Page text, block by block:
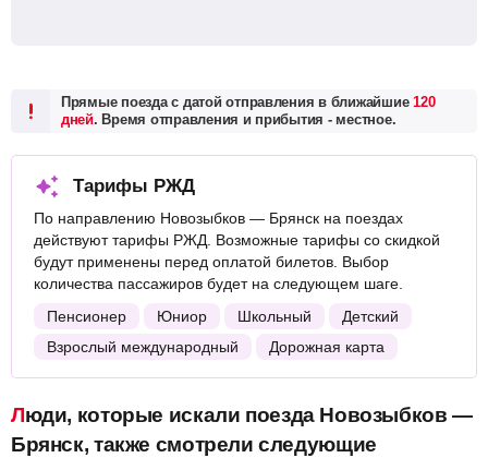
Прямые поезда с датой отправления в ближайшие120
дней. Время отправления и прибытия - местное.
Тарифы РЖД
По направлению Новозыбков — Брянск на поездах
действуют тарифы РЖД. Возможные тарифы со скидкой
будут применены перед оплатой билетов. Выбор
количества пассажиров будет на следующем шаге.
Пенсионер
Юниор Школьный
Детский
Взрослый международный
Дорожная карта
Люди, которые искали поезда Новозыбков —
Брянск, также смотрели следующие